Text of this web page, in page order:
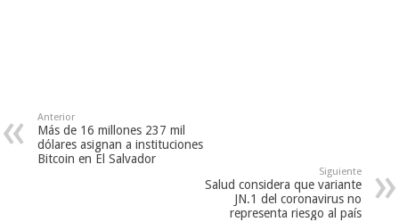
Anterior
Más de 16 millones 237 mil
dólares asignan a instituciones
Bitcoin en El Salvador
Siguiente
Salud considera que variante
JN.1 del coronavirus no
representa riesgo al país